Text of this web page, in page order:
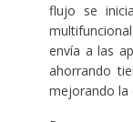
flujo se
envía a las
ahorrando
mejorando la